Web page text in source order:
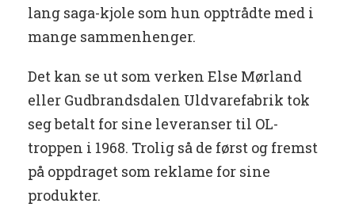
lang saga-kjole som hun opptrådte med i
mange sammenhenger.
Det kan se ut som verken Else Mørland
eller Gudbrandsdalen Uldvarefabrik tok
seg betalt for sine leveranser til OL-
troppen i 1968. Trolig så de først og fremst
på oppdraget som reklame for sine
produkter.